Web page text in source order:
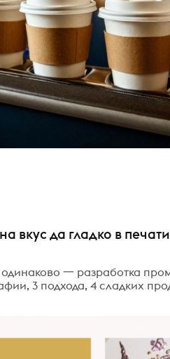
вкус да гладко в печати
一 разработка
3 подхода, 4 сладких